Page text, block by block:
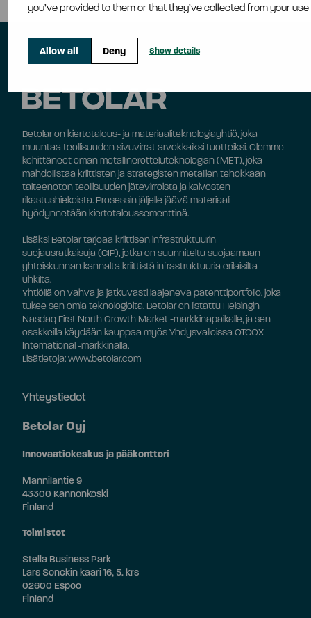
you’ve provided to them or that they’ve collected from your
Allow all Deny Show details
Betolar on kiertotalous- ja materiaaliteknologiayhtiö, joka
muuntaa teollisuuden sivuvirrat arvokkaiksi tuotteiksi. Olemme
kehittäneet oman metallinerotteluteknologian (MET), joka
mahdollistaa kriittisten ja strategisten metallien tehokkaan
talteenoton teollisuuden jätevirroista ja kaivosten
rikastushiekoista. Prosessin jäljelle jäävä materiaali
hyödynnetään kiertotaloussementtinä.
Lisäksi Betolar tarjoaa kriittisen infrastruktuurin
suojausratkaisuja (CIP), jotka on suunniteltu suojaamaan
yhteiskunnan kannalta kriittistä infrastruktuuria erilaisilta
uhkilta.
Yhtiöllä on vahva ja jatkuvasti laajeneva patenttiportfolio, joka
tukee sen omia teknologioita. Betolar on listattu Helsingin
Nasdaq First North Growth Market -markkinapaikalle, ja sen
osakkeilla käydään kauppaa myös Yhdysvalloissa OTCQX
International -markkinalla.
Lisätietoja: www.betolar.com
Yhteystiedot
Betolar Oyj
Innovaatiokeskus ja pääkonttori
Mannilantie 9
43300 Kannonkoski
Finland
Toimistot
Stella Business Park
Lars Sonckin kaari 16, 5. krs
02600 Espoo
Finland